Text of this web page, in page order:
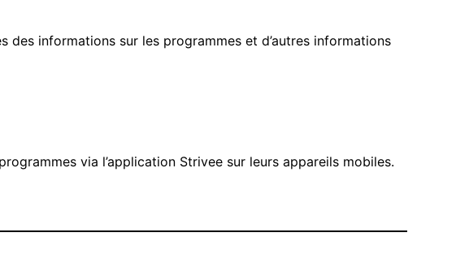
des informations sur les programmes et d’autres informations
via l’application Strivee sur leurs appareils mobiles.